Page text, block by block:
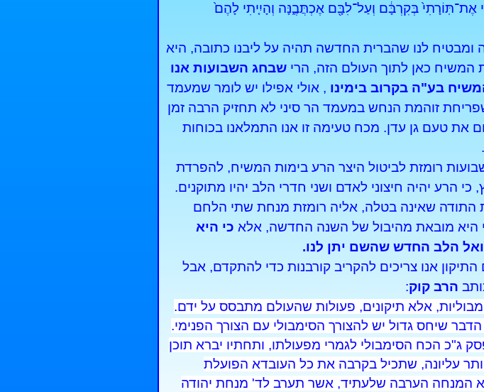
בְּקִרְבָּ֔ם וְעַל־לִבָּ֖ם אֶכְתֲּבֶ֑נָּה וְהָיִ֤יתִי לָהֶם֙
ומבטיח לנו שהברית החדשה תהיה על ליבנו כתובה, היא
כאן לתוך העולם הזה, הרי שבחג השבועות אנו
בע"ה בקרוב בימינו , אולי אפילו יש לומר שמעמד
זוהמת הנחש במעמד הר סיני לא תחזיק הרבה זמן
את טעם גן עדן. מכח טעימה זו אנו התמלאנו בכוחות
רומזת לביטול היצר הרע בימות המשיח, להפרדת
הרע יהיה חיצוני לאדם ושני חדרי הלב יהיו מתוקנים.
התודה שאינה בטלה, אליה רומזת מנחת שתי הלחם
היא מובאת מהיבול של השנה החדשה, אלא כי היא
הלב החדש שהשם יתן לנו.
התיקון אנו צריכים להקריב קורבנות כדי להתקדם, אבל
הרב קוק:
אלא תיקונים, פעולות שהעולם מתבסס על ידם.
שיחס גדול יש להצורך הסימבולי עם הצורך הפנימי.
ג"כ הכח הסימבולי לגמרי מפעולתו, ותחתיו יברא תוכן
עליונה, שתכיל בקרבה את כל העובדא הפועלת
המנחה הערבה שלעתיד, אשר תערב לד' מנחת יהודה